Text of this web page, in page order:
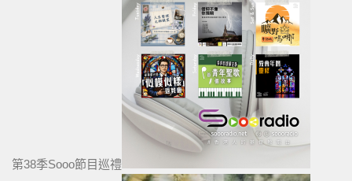
第38季Sooo節目巡禮